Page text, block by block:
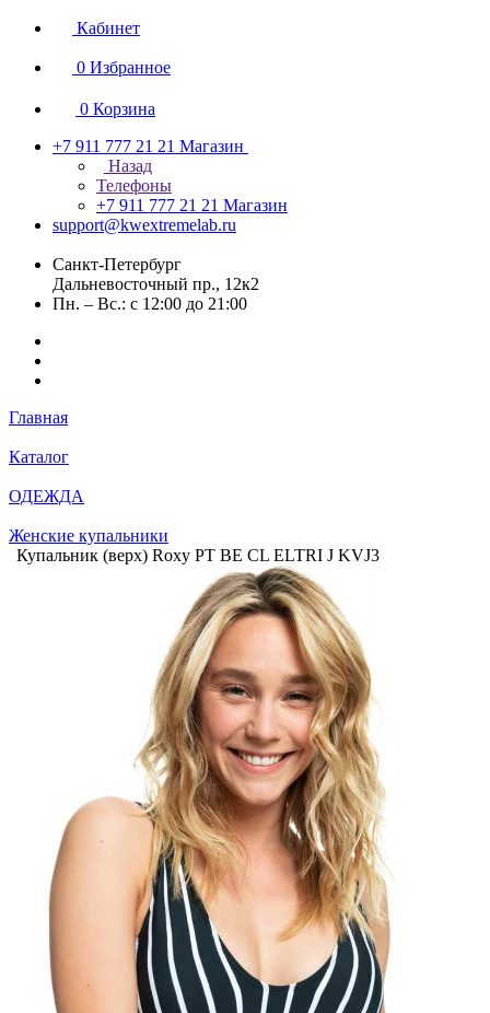
Кабинет
0 Избранное
0 Корзина
+7 911 777 21 21 Магазин
Назад
Телефоны
+7 911 777 21 21 Магазин
support@kwextremelab.ru
Санкт-Петербург
Дальневосточный пр., 12к2
Пн. – Вс.: с 12:00 до 21:00
Главная
Каталог
ОДЕЖДА
Женские купальники
Купальник (верх) Roxy PT BE CL ELTRI J KVJ3